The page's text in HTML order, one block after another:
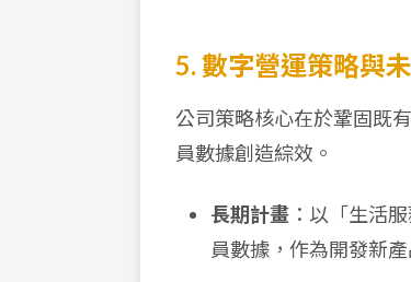
5. 數字營運策略與
公司策略核心在於鞏固既
員數據創造綜效。
長期計畫 ：以「生活
員數據，作為開發新